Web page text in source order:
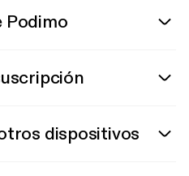
Podimo
dispositivos